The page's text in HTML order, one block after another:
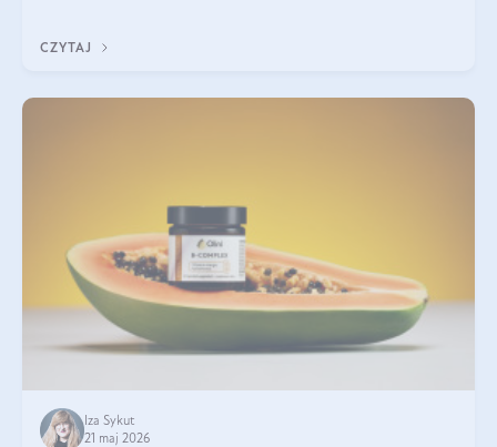
CZYTAJ
Iza Sykut
21 maj 2026